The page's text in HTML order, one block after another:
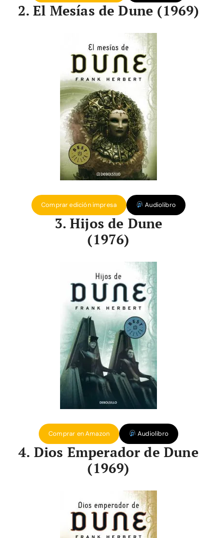
2. El Mesías de Dune (1969)
Comprar edición impresa Audiolibro
3. Hijos de Dune
(1976)
Comprar en Amazon Audiolibro
4. Dios Emperador de Dune
(1969)